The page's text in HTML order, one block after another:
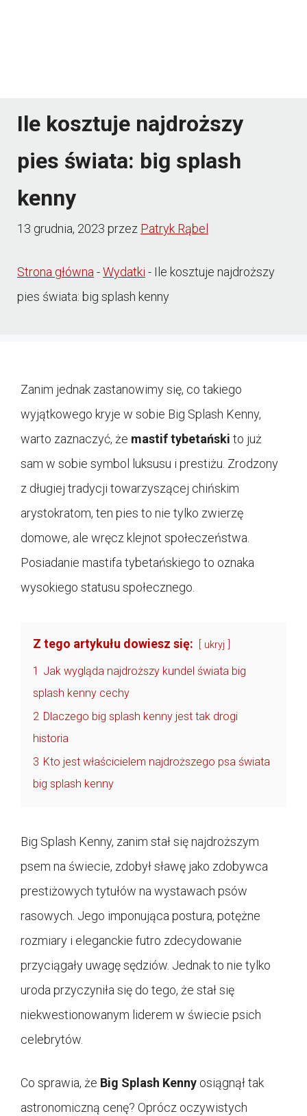
Ile kosztuje najdroższy
pies świata: big splash
kenny
13 grudnia, 2023 przez Patryk Rąbel
Strona główna-Wydatki - Ile kosztuje najdroższy
pies świata: big splash kenny
Zanim jednak zastanowimy się, co takiego
wyjątkowego kryje w sobie Big Splash Kenny,
warto zaznaczyć, że mastif tybetański to już
sam w sobie symbol luksusu i prestiżu. Zrodzony
z długiej tradycji towarzyszącej chińskim
arystokratom, ten pies to nie tylko zwierzę
domowe, ale wręcz klejnot społeczeństwa.
Posiadanie mastifa tybetańskiego to oznaka
wysokiego statusu społecznego.
Z tego artykułu dowiesz się: ukryj
1 Jak wygląda najdroższy kundel świata big
splash kenny cechy
2 Dlaczego big splash kenny jest tak drogi
historia
3 Kto jest właścicielem najdroższego psa świata
big splash kenny
Big Splash Kenny, zanim stał się najdroższym
psem na świecie, zdobył sławę jako zdobywca
prestiżowych tytułów na wystawach psów
rasowych. Jego imponująca postura, potężne
rozmiary i eleganckie futro zdecydowanie
przyciągały uwagę sędziów. Jednak to nie tylko
uroda przyczyniła się do tego, że stał się
niekwestionowanym liderem w świecie psich
celebrytów.
Co sprawia, że Big Splash Kenny osiągnął tak
astronomiczną cenę? Oprócz oczywistych